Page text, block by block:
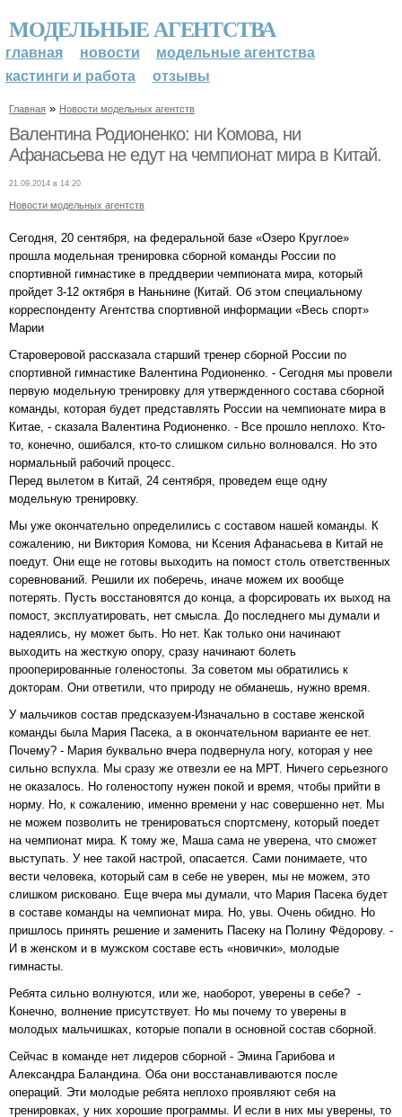
МОДЕЛЬНЫЕ АГЕНТСТВА
главная новости
модельные агентства
кастинги и работа
отзывы
Главная » Новости модельных агентств
Валентина Родионенко: ни Комова, ни
Афанасьева не едут на чемпионат мира в Китай.
21.09.2014 в 14:20
Новости модельных агентств
Сегодня, 20 сентября, на федеральной базе «Озеро Круглое»
прошла модельная тренировка сборной команды России по
спортивной гимнастике в преддверии чемпионата мира, который
пройдет 3-12 октября в Наньнине (Китай. Об этом специальному
корреспонденту Агентства спортивной информации «Весь спорт»
Марии
Староверовой рассказала старший тренер сборной России по
спортивной гимнастике Валентина Родионенко. - Сегодня мы провели
первую модельную тренировку для утвержденного состава сборной
команды, которая будет представлять России на чемпионате мира в
Китае, - сказала Валентина Родионенко. - Все прошло неплохо. Кто-
то, конечно, ошибался, кто-то слишком сильно волновался. Но это
нормальный рабочий процесс.
Перед вылетом в Китай, 24 сентября, проведем еще одну
модельную тренировку.
Мы уже окончательно определились с составом нашей команды. К
сожалению, ни Виктория Комова, ни Ксения Афанасьева в Китай не
поедут. Они еще не готовы выходить на помост столь ответственных
соревнований. Решили их поберечь, иначе можем их вообще
потерять. Пусть восстановятся до конца, а форсировать их выход на
помост, эксплуатировать, нет смысла. До последнего мы думали и
надеялись, ну может быть. Но нет. Как только они начинают
выходить на жесткую опору, сразу начинают болеть
прооперированные голеностопы. За советом мы обратились к
докторам. Они ответили, что природу не обманешь, нужно время.
У мальчиков состав предсказуем-Изначально в составе женской
команды была Мария Пасека, а в окончательном варианте ее нет.
Почему? - Мария буквально вчера подвернула ногу, которая у нее
сильно вспухла. Мы сразу же отвезли ее на МРТ. Ничего серьезного
не оказалось. Но голеностопу нужен покой и время, чтобы прийти в
норму. Но, к сожалению, именно времени у нас совершенно нет. Мы
не можем позволить не тренироваться спортсмену, который поедет
на чемпионат мира. К тому же, Маша сама не уверена, что сможет
выступать. У нее такой настрой, опасается. Сами понимаете, что
вести человека, который сам в себе не уверен, мы не можем, это
слишком рисковано. Еще вчера мы думали, что Мария Пасека будет
в составе команды на чемпионат мира. Но, увы. Очень обидно. Но
пришлось принять решение и заменить Пасеку на Полину Фёдорову. -
И в женском и в мужском составе есть «новички», молодые
гимнасты.
Ребята сильно волнуются, или же, наоборот, уверены в себе? -
Конечно, волнение присутствует. Но мы почему то уверены в
молодых мальчишках, которые попали в основной состав сборной.
Сейчас в команде нет лидеров сборной - Эмина Гарибова и
Александра Баландина. Оба они восстанавливаются после
операций. Эти молодые ребята неплохо проявляют себя на
тренировках, у них хорошие программы. И если в них мы уверены, то